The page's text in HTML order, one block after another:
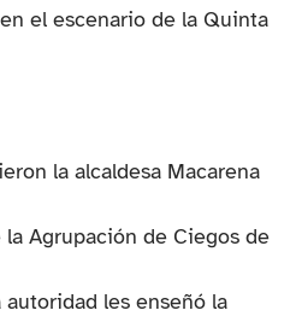
el escenario de la Quinta
la alcaldesa Macarena
Agrupación de Ciegos de
les enseñó la